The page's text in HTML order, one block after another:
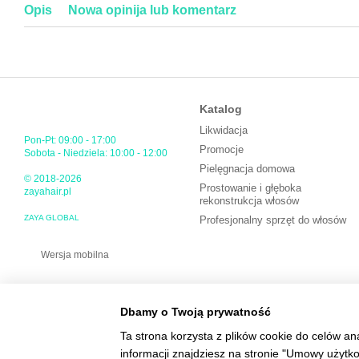
Opis Nowa opinija lub komentarz
Pon-Pt: 09:00 - 17:00
Sobota - Niedziela: 10:00 - 12:00
© 2018-2026
zayahair.pl
ZAYA GLOBAL
Wersja mobilna
Katalog
Likwidacja
Promocje
Pielęgnacja domowa
Prostowanie i głęboka
rekonstrukcja włosów
Profesjonalny sprzęt do włosów
Dbamy o Twoją prywatność
Ta strona korzysta z plików cookie do celów
informacji znajdziesz na stronie "Umowy